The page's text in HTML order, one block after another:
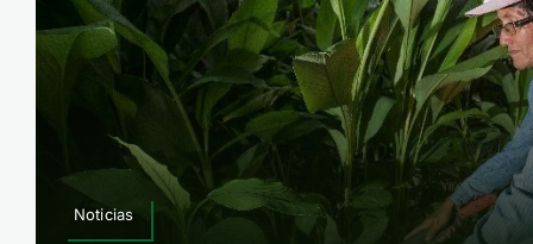
Noticias